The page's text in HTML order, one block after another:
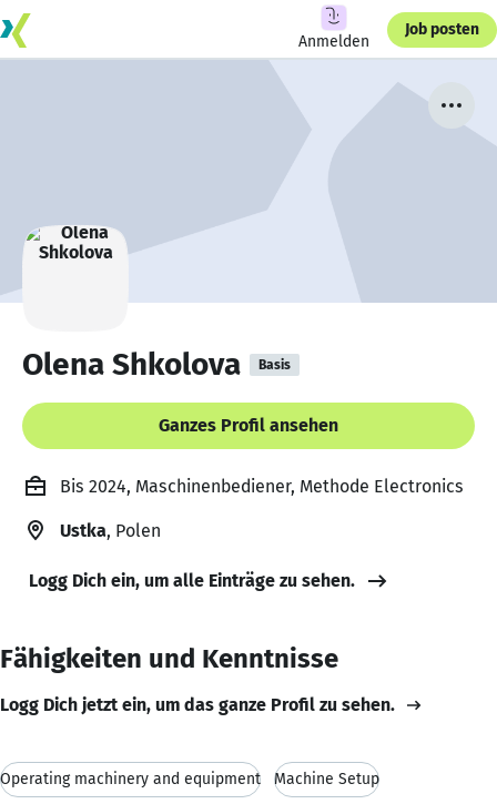
Anmelden
Job posten
Olena Shkolova Basis
Ganzes Profil ansehen
Bis 2024, Maschinenbediener, Methode Electronics
Ustka, Polen
Logg Dich ein, um alle Einträge zu sehen.
Fähigkeiten und Kenntnisse
Logg Dich jetzt ein, um das ganze Profil zu sehen.
Operating machinery and equipment Machine Setup